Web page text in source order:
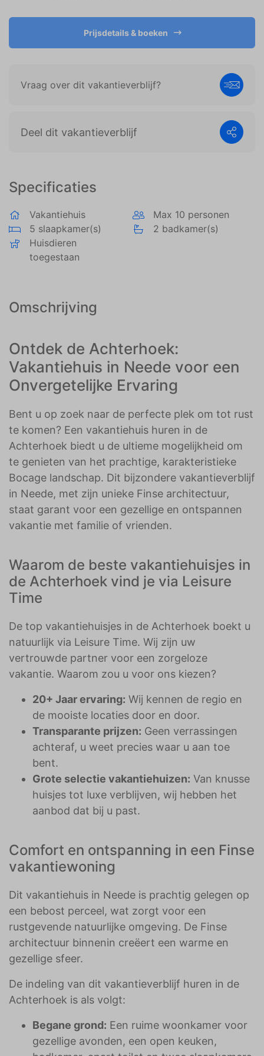
Specificaties
Vakantiehuis
Max 10 personen
5 slaapkamer(s)
2 badkamer(s)
Huisdieren
toegestaan
Omschrijving
Ontdek de Achterhoek:
Vakantiehuis in Neede voor een
Onvergetelijke Ervaring
Bent u op zoek naar de perfecte plek om tot rust
te komen? Een vakantiehuis huren in de
Achterhoek biedt u de ultieme mogelijkheid om
te genieten van het prachtige, karakteristieke
Bocage landschap. Dit bijzondere vakantieverblijf
in Neede, met zijn unieke Finse architectuur,
staat garant voor een gezellige en ontspannen
vakantie met familie of vrienden.
Waarom de beste vakantiehuisjes in
de Achterhoek vind je via Leisure
Time
De top vakantiehuisjes in de Achterhoek boekt u
natuurlijk via Leisure Time. Wij zijn uw
vertrouwde partner voor een zorgeloze
vakantie. Waarom zou u voor ons kiezen?
20+ Jaar ervaring: Wij kennen de regio en
de mooiste locaties door en door.
Transparante prijzen: Geen verrassingen
achteraf, u weet precies waar u aan toe
bent.
Grote selectie vakantiehuizen: Van knusse
huisjes tot luxe verblijven, wij hebben het
aanbod dat bij u past.
Comfort en ontspanning in een Finse
vakantiewoning
Dit vakantiehuis in Neede is prachtig gelegen op
een bebost perceel, wat zorgt voor een
rustgevende natuurlijke omgeving. De Finse
architectuur binnenin creëert een warme en
gezellige sfeer.
De indeling van dit vakantieverblijf huren in de
Achterhoek is als volgt:
Begane grond: Een ruime woonkamer voor
gezellige avonden, een open keuken,
Prijsdetails & boeken
Vraag over dit vakantieverblijf?
Deel dit vakantieverblijf
voor de individuele gebruiker. Deze advertenties
worden zo waardevoller voor uitgevers en externe
adverteerders.